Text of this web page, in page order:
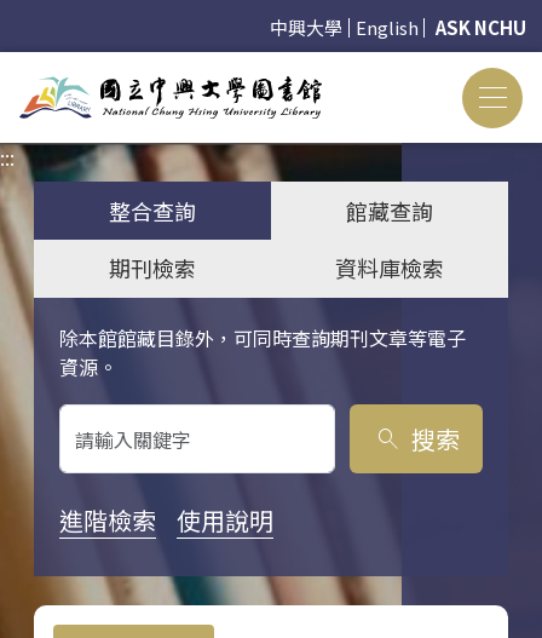
中興大學 English ASK NCHU
:::
整合查詢
館藏查詢
期刊檢索
資料庫檢索
除本館館藏目錄外，可同時查詢期刊文章等電子
資源。
關鍵字搜尋
search 搜索
進階檢索 使用說明